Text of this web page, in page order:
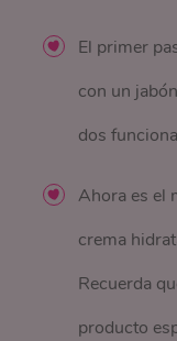
El primer
con un
dos
Ahora es el
crema
Recuerda
producto